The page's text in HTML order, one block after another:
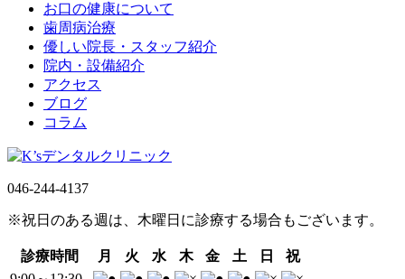
お口の健康について
歯周病治療
優しい院長・スタッフ紹介
院内・設備紹介
アクセス
ブログ
コラム
046-244-4137
※祝日のある週は、木曜日に診療する場合もございます。
診療時間 月 火 水 木 金 土 日
祝